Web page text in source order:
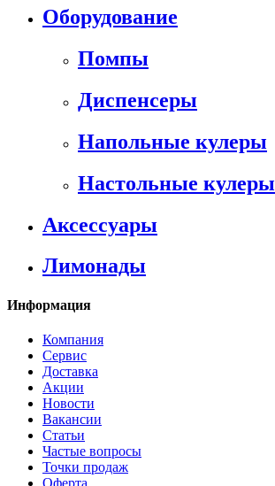
Оборудование
Помпы
Диспенсеры
Напольные кулеры
Настольные кулеры
Аксессуары
Лимонады
Информация
Компания
Сервис
Доставка
Акции
Новости
Вакансии
Статьи
Частые вопросы
Точки продаж
Оферта